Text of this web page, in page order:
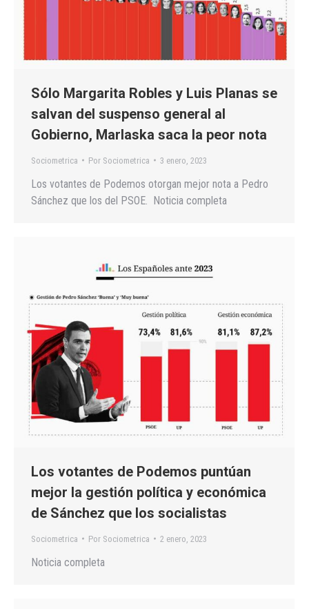
Sólo Margarita Robles y Luis Planas se
salvan del suspenso general al
Gobierno, Marlaska saca la peor nota
Sociometrica Por Sociometrica 3 enero, 2023
Los votantes de Podemos otorgan mejor nota a Pedro
Sánchez que los del PSOE. Noticia completa
Los votantes de Podemos puntúan
mejor la gestión política y económica
de Sánchez que los socialistas
Sociometrica Por Sociometrica 2 enero, 2023
Noticia completa